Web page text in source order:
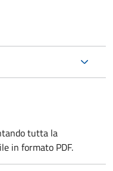
tutta la
in formato PDF.